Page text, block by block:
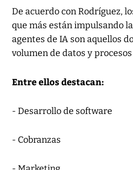
De acuerdo con Rodríguez,
que más están impulsando
agentes de IA son aquellos
volumen de datos y
Entre ellos destacan:
- Desarrollo de software
- Cobranzas